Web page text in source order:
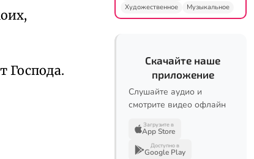
Господа.
Художественное
Музыкальное
Скачайте наше
приложение
Слушайте аудио и
смотрите видео офлайн
Загрузите в
App Store
Доступно в
Google Play